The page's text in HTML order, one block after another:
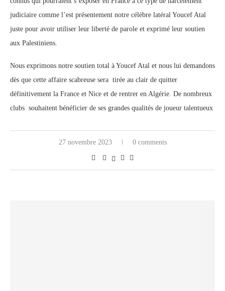
judiciaire comme l’est présentement notre célèbre latéral Youcef Atal
juste pour avoir utiliser leur liberté de parole et exprimé leur soutien
aux Palestiniens.
Nous exprimons notre soutien total à Youcef Atal et nous lui demandons
dès que cette affaire scabreuse sera tirée au clair de quitter
définitivement la France et Nice et de rentrer en Algérie. De nombreux
clubs souhaitent bénéficier de ses grandes qualités de joueur talentueux
27 novembre 2023 0 comments